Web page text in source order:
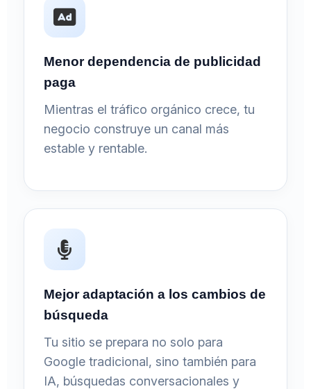
Menor dependencia de publicidad
paga
Mientras el tráfico orgánico crece, tu
negocio construye un canal más
estable y rentable.
Mejor adaptación a los cambios de
búsqueda
Tu sitio se prepara no solo para
Google tradicional, sino también para
IA, búsquedas conversacionales y